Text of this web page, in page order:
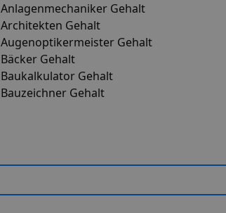
Anlagenmechaniker Gehalt
Architekten Gehalt
Augenoptikermeister Gehalt
Bäcker Gehalt
Baukalkulator Gehalt
Bauzeichner Gehalt